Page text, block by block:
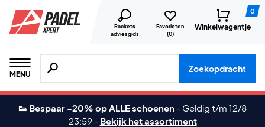
Rackets
adviesgids
Favorieten
(0)
0
Winkelwagentje
MENU
Zoeken naar producten, merken etc.
Zoekopdracht
👟 Bespaar -20% op ALLE schoenen - Geldig t/m 12/8
23:59 - Bekijk het assortiment